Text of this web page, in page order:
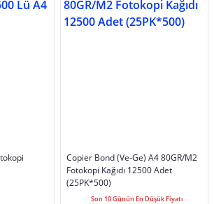
Copier Bond (Ve-Ge) A4 80GR/M2
Fotokopi Kağıdı 12500 Adet
(25PK*500)
Son 10 Günün En Düşük Fiyatı